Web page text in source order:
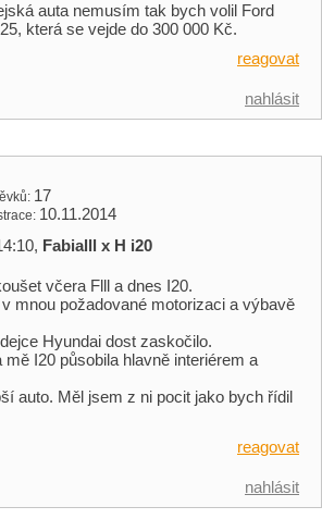
auta nemusím tak bych volil Ford
která se vejde do 300 000 Kč.
reagovat
nahlásit
17
10.11.2014
Fabialll x H i20
včera Flll a dnes I20.
mnou požadované motorizaci a výbavě
Hyundai dost zaskočilo.
mě I20 působila hlavně interiérem a
auto. Měl jsem z ni pocit jako bych řídil
reagovat
nahlásit